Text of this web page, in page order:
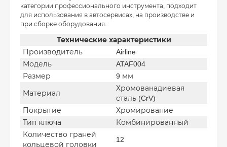
категории профессионального инструмента, подходит
для использования в автосервисах, на производстве и
при сборке оборудования.
Технические характеристики
Производитель
Airline
Модель
ATAF004
Размер
9 мм
Материал
Хромованадиевая
сталь (CrV)
Покрытие
Хромирование
Тип ключа
Комбинированный
Количество граней
кольцевой головки
12